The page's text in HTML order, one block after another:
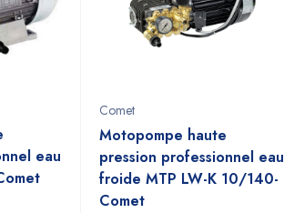
eau
Comet
Motopompe haute
pression professionnel eau
froide MTP LW-K 10/140-
Comet